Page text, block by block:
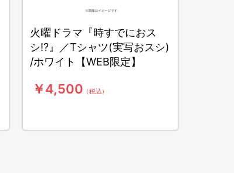
火曜ドラマ『時すでにおス
シ!?』／Tシャツ(実写おスシ)
/ホワイト【WEB限定】
￥4,500 （税込）